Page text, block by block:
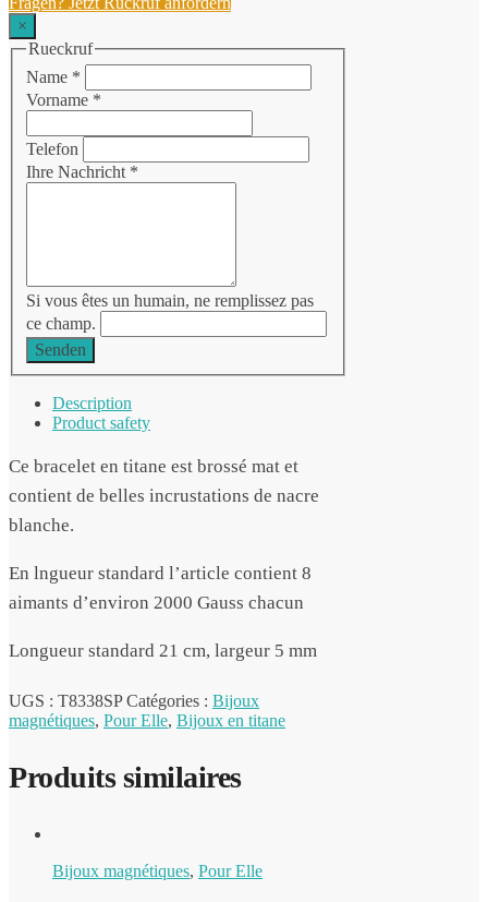
×
Rueckruf
Name *
Vorname *
Telefon
Ihre Nachricht *
Si vous êtes un humain, ne remplissez pas
ce champ.
Senden
Description
Product safety
Ce bracelet en titane est brossé mat et
contient de belles incrustations de nacre
blanche.
En lngueur standard l’article contient 8
aimants d’environ 2000 Gauss chacun
Longueur standard 21 cm, largeur 5 mm
UGS : T8338SP Catégories : Bijoux
magnétiques, Pour Elle, Bijoux en titane
Produits similaires
Bijoux magnétiques, Pour Elle